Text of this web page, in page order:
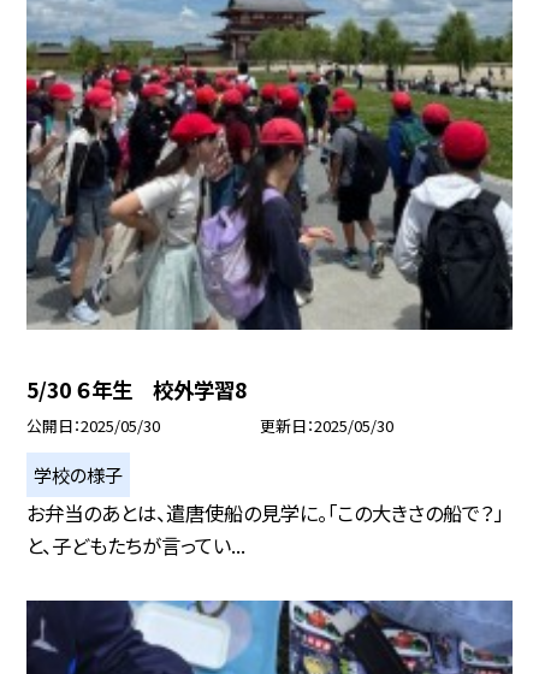
5/30 ６年生 校外学習8
公開日 2025/05/30 更新日 2025/05/30
学校の様子
お弁当のあとは、遣唐使船の見学に。「この大きさの船で？」
と、子どもたちが言ってい...